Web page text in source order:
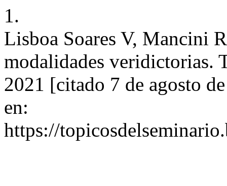
1.
Lisboa Soares V, Mancini
modalidades veridictorias.
2021 [citado 7 de agosto
en:
https://